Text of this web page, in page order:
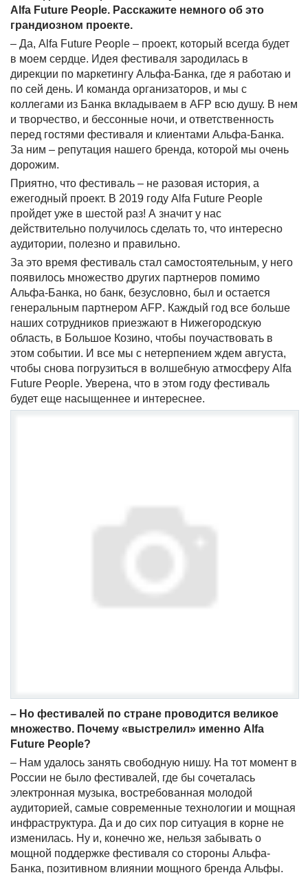
Alfa Future People. Расскажите немного об это
грандиозном проекте.
– Да, Alfa Future People – проект, который всегда будет
в моем сердце. Идея фестиваля зародилась в
дирекции по маркетингу Альфа-Банка, где я работаю и
по сей день. И команда организаторов, и мы с
коллегами из Банка вкладываем в AFP всю душу. В нем
и творчество, и бессонные ночи, и ответственность
перед гостями фестиваля и клиентами Альфа-Банка.
За ним – репутация нашего бренда, которой мы очень
дорожим.
Приятно, что фестиваль – не разовая история, а
ежегодный проект. В 2019 году Alfa Future People
пройдет уже в шестой раз! А значит у нас
действительно получилось сделать то, что интересно
аудитории, полезно и правильно.
За это время фестиваль стал самостоятельным, у него
появилось множество других партнеров помимо
Альфа-Банка, но банк, безусловно, был и остается
генеральным партнером AFP. Каждый год все больше
наших сотрудников приезжают в Нижегородскую
область, в Большое Козино, чтобы поучаствовать в
этом событии. И все мы с нетерпением ждем августа,
чтобы снова погрузиться в волшебную атмосферу Alfa
Future People. Уверена, что в этом году фестиваль
будет еще насыщеннее и интереснее.
– Но фестивалей по стране проводится великое
множество. Почему «выстрелил» именно Alfa
Future People?
– Нам удалось занять свободную нишу. На тот момент в
России не было фестивалей, где бы сочеталась
электронная музыка, востребованная молодой
аудиторией, самые современные технологии и мощная
инфраструктура. Да и до сих пор ситуация в корне не
изменилась. Ну и, конечно же, нельзя забывать о
мощной поддержке фестиваля со стороны Альфа-
Банка, позитивном влиянии мощного бренда Альфы.